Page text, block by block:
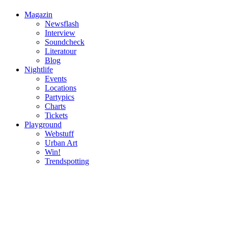
Magazin
Newsflash
Interview
Soundcheck
Literatour
Blog
Nightlife
Events
Locations
Partypics
Charts
Tickets
Playground
Webstuff
Urban Art
Win!
Trendspotting